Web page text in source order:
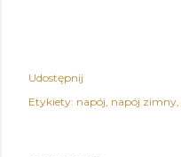
Udostępnij
Etykiety: napój napój zimny